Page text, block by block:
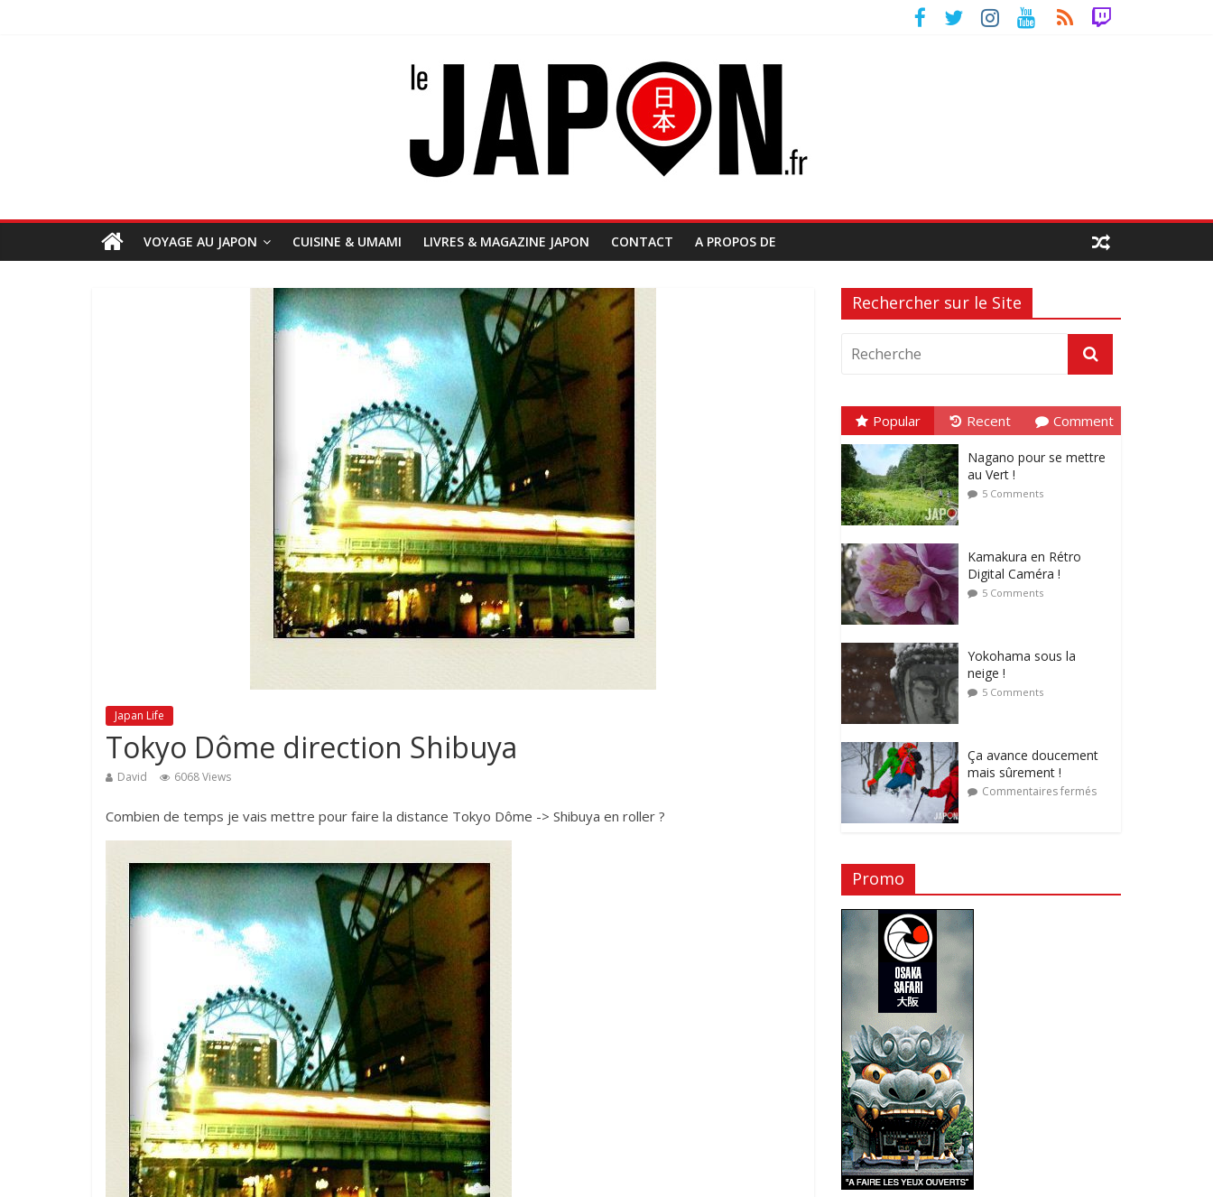
VOYAGE AU JAPON CUISINE & UMAMI LIVRES & MAGAZINE JAPON CONTACT A PROPOS DE
Japan Life
Tokyo Dôme direction Shibuya
David 6068 Views
Combien de temps je vais mettre pour faire la distance Tokyo Dôme -> Shibuya en roller ?
Rechercher sur le Site
Popular Recent Comment
Nagano pour se mettre
au Vert !
5 Comments
Kamakura en Rétro
Digital Caméra !
5 Comments
Yokohama sous la
neige !
5 Comments
Ça avance doucement
mais sûrement !
Commentaires fermés
Promo